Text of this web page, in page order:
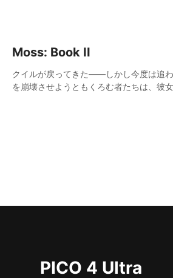
Moss: Book II
クイルが戻ってきた――しかし今度は追
を崩壊させようともくろむ者たちは、彼
PICO 4 Ultra